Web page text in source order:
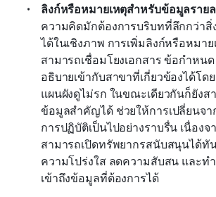
ลิงก์หรือหมายเหตุสำหรับข้อมูลรายล
ความคิดมักต้องการบริบทที่ลึกกว่าสิ่
ได้ในเชิงภาพ การเพิ่มลิงก์หรือหมา
สามารถเชื่อมโยงเอกสาร ข้อกำหน
อธิบายเข้ากับสาขาที่เกี่ยวข้องได้โด
แผนผังดูไม่รก ในขณะเดียวกันก็ยังส
ข้อมูลสำคัญได้ ช่วยให้การเปลี่ยนจา
การปฏิบัติเป็นไปอย่างราบรื่น เนื่อง
สามารถเปิดทรัพยากรสนับสนุนได้ทั
ความโปร่งใส ลดความสับสน และท
เข้าถึงข้อมูลที่ต้องการได้